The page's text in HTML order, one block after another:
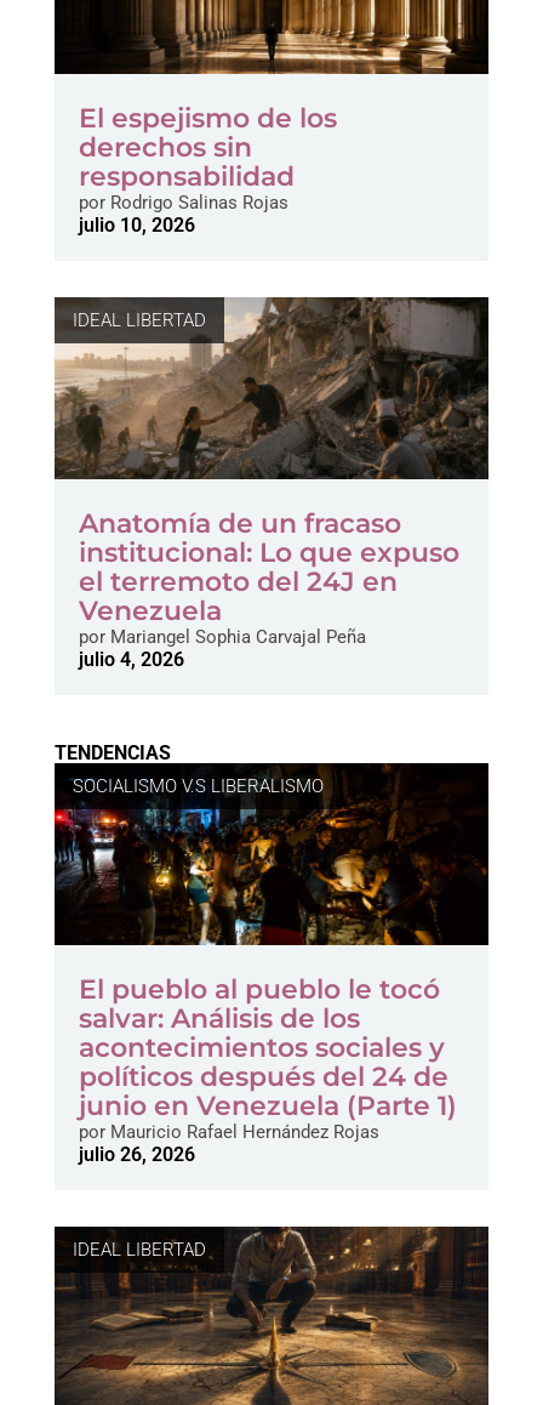
El espejismo de los
derechos sin
responsabilidad
porRodrigo Salinas Rojas
julio 10, 2026
IDEAL LIBERTAD
Anatomía de un fracaso
institucional: Lo que expuso
el terremoto del 24J en
Venezuela
porMariangel Sophia Carvajal Peña
julio 4, 2026
TENDENCIAS
SOCIALISMO V.S LIBERALISMO
El pueblo al pueblo le tocó
salvar: Análisis de los
acontecimientos sociales y
políticos después del 24 de
junio en Venezuela (Parte 1)
porMauricio Rafael Hernández Rojas
julio 26, 2026
IDEAL LIBERTAD